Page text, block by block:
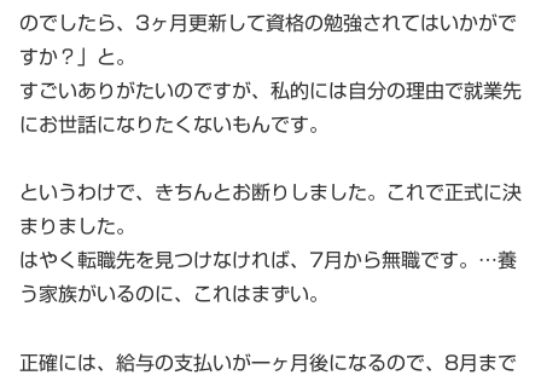
のでしたら、3ヶ月更新して資格の勉強されてはいかがで
すか？」と。
すごいありがたいのですが、私的には自分の理由で就業先
にお世話になりたくないもんです。
というわけで、きちんとお断りしました。これで正式に決
まりました。
はやく転職先を見つけなければ、7月から無職です。…養
う家族がいるのに、これはまずい。
正確には、給与の支払いが一ヶ月後になるので、8月まで